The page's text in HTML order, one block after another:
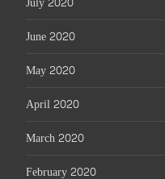
June 2020
May 2020
April 2020
March 2020
February 2020